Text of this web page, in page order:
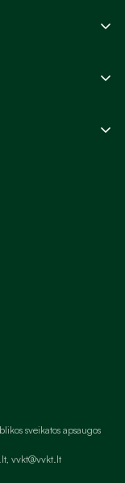
sveikatos apsaugos
vvkt@vvkt.lt